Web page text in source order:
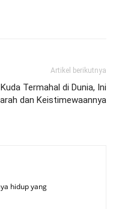
Artikel berikutnya
Termahal di Dunia, Ini
dan Keistimewaannya
hidup yang